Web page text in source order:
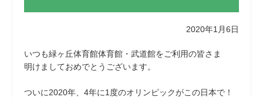
2020年1月6日
いつも緑ヶ丘体育館体育館・武道館をご利用の皆さま
明けましておめでとうございます。
ついに2020年、4年に1度のオリンピックがこの日本で！